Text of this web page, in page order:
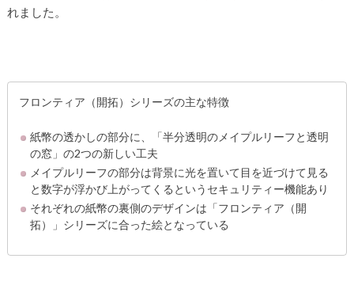
れました。
フロンティア（開拓）シリーズの主な特徴
紙幣の透かしの部分に、「半分透明のメイプルリーフと透明
の窓」の2つの新しい工夫
メイプルリーフの部分は背景に光を置いて目を近づけて見る
と数字が浮かび上がってくるというセキュリティー機能あり
それぞれの紙幣の裏側のデザインは「フロンティア（開
拓）」シリーズに合った絵となっている